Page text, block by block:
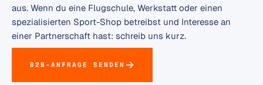
aus. Wenn du eine Flugschule, Werkstatt oder einen
spezialisierten Sport-Shop betreibst und Interesse an
einer Partnerschaft hast: schreib uns kurz.
B2B-ANFRAGE SENDEN